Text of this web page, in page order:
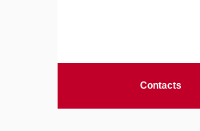
Contacts